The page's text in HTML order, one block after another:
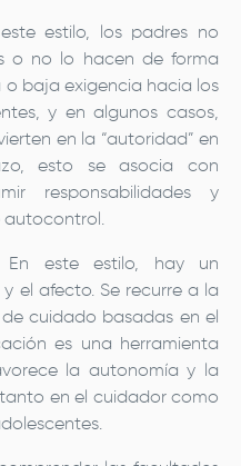
estilo, los padres no
o no lo hacen de forma
baja exigencia hacia los
y en algunos casos,
en la “autoridad” en
esto se asocia con
responsabilidades y
autocontrol.
este estilo, hay un
el afecto. Se recurre a la
cuidado basadas en el
es una herramienta
la autonomía y la
en el cuidador como